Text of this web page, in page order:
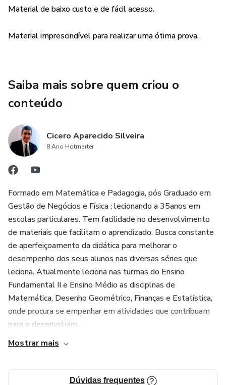
Material de baixo custo e de fácil acesso.
Material imprescindível para realizar uma ótima prova.
Saiba mais sobre quem criou o
conteúdo
Cicero Aparecido Silveira
8 Ano Hotmarter
Formado em Matemática e Padagogia, pós Graduado em
Gestão de Negócios e Física ; lecionando a 35anos em
escolas particulares. Tem facilidade no desenvolvimento
de materiais que facilitam o aprendizado. Busca constante
de aperfeiçoamento da didática para melhorar o
desempenho dos seus alunos nas diversas séries que
leciona. Atualmente leciona nas turmas do Ensino
Fundamental II e Ensino Médio as disciplnas de
Matemática, Desenho Geométrico, Finanças e Estatística,
onde procura se empenhar em atividades que contribuam
para o desenvolvim...
Mostrar mais
Dúvidas frequentes